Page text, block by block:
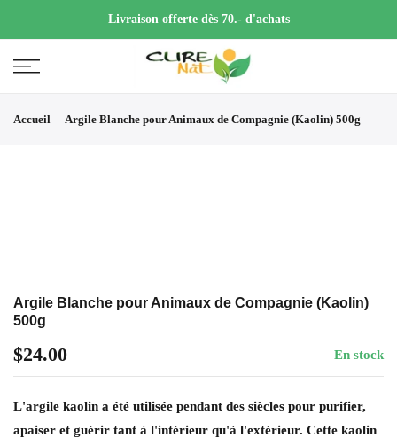
Livraison offerte dès 70.- d'achats
Accueil Argile Blanche pour Animaux de Compagnie (Kaolin) 500g
Argile Blanche pour Animaux de Compagnie (Kaolin)
500g
$24.00 En stock
L'argile kaolin a été utilisée pendant des siècles pour purifier,
apaiser et guérir tant à l'intérieur qu'à l'extérieur. Cette kaolin